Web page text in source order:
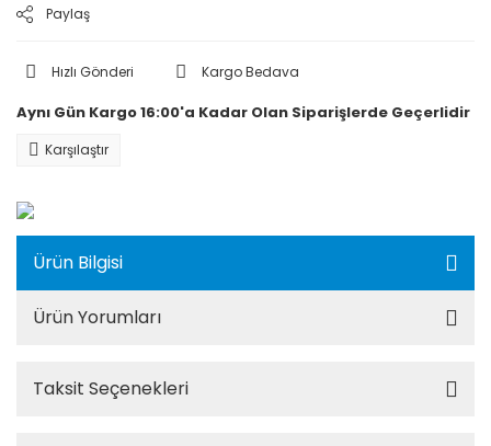
Paylaş
Hızlı Gönderi Kargo Bedava
Aynı Gün Kargo 16:00'a Kadar Olan Siparişlerde Geçerlidir
Karşılaştır
Ürün Bilgisi
Ürün Yorumları
Taksit Seçenekleri